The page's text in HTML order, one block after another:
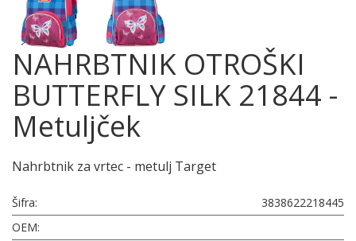
NAHRBTNIK OTROŠKI
BUTTERFLY SILK 21844 -
Metuljček
Nahrbtnik za vrtec - metulj Target
Šifra:
3838622218445
OEM: